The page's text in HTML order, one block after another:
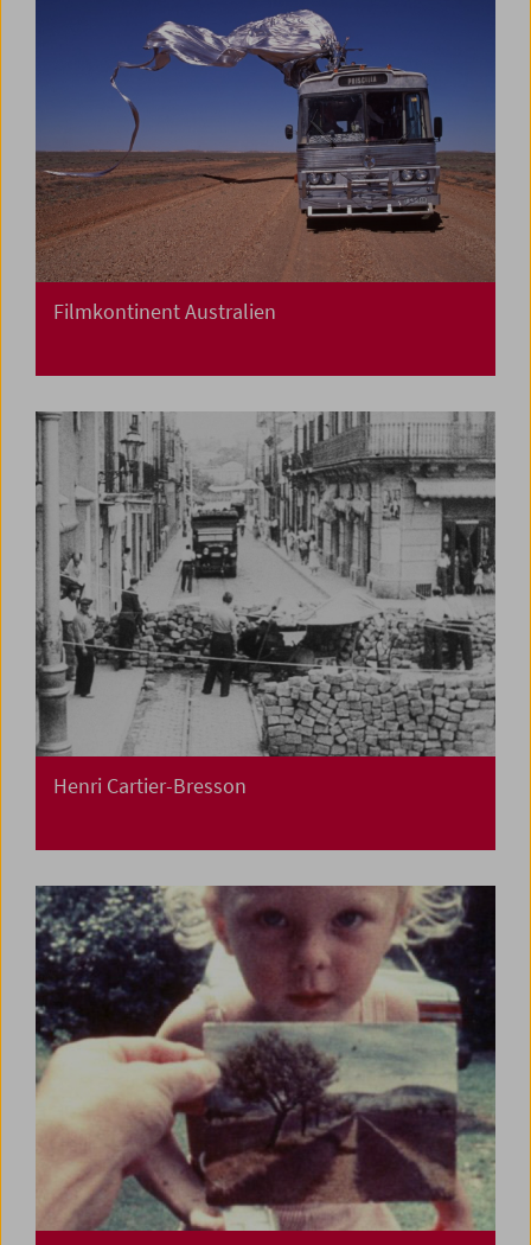
Filmkontinent Australien
Henri Cartier-Bresson